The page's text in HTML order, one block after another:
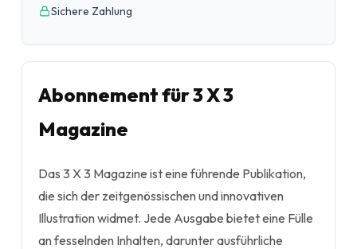
Sichere Zahlung
Abonnement für 3 X 3
Magazine
Das 3 X 3 Magazine ist eine führende Publikation,
die sich der zeitgenössischen und innovativen
Illustration widmet. Jede Ausgabe bietet eine Fülle
an fesselnden Inhalten, darunter ausführliche